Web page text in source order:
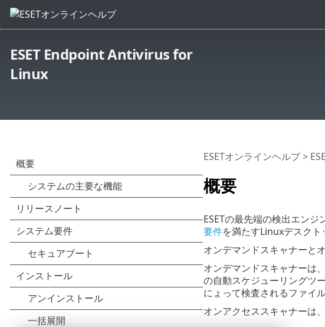
ESET Endpoint Antivirus for
Linux
概要
ESETオンラインヘルプ>
ESETの最先端の検出エン
要件を満たすLinuxデスクト
オンデマンドスキャナーと
オンデマンドスキャナーは
の自動スケジューリングツ
にょって検査されるファイ
オンアクセススキャナーは